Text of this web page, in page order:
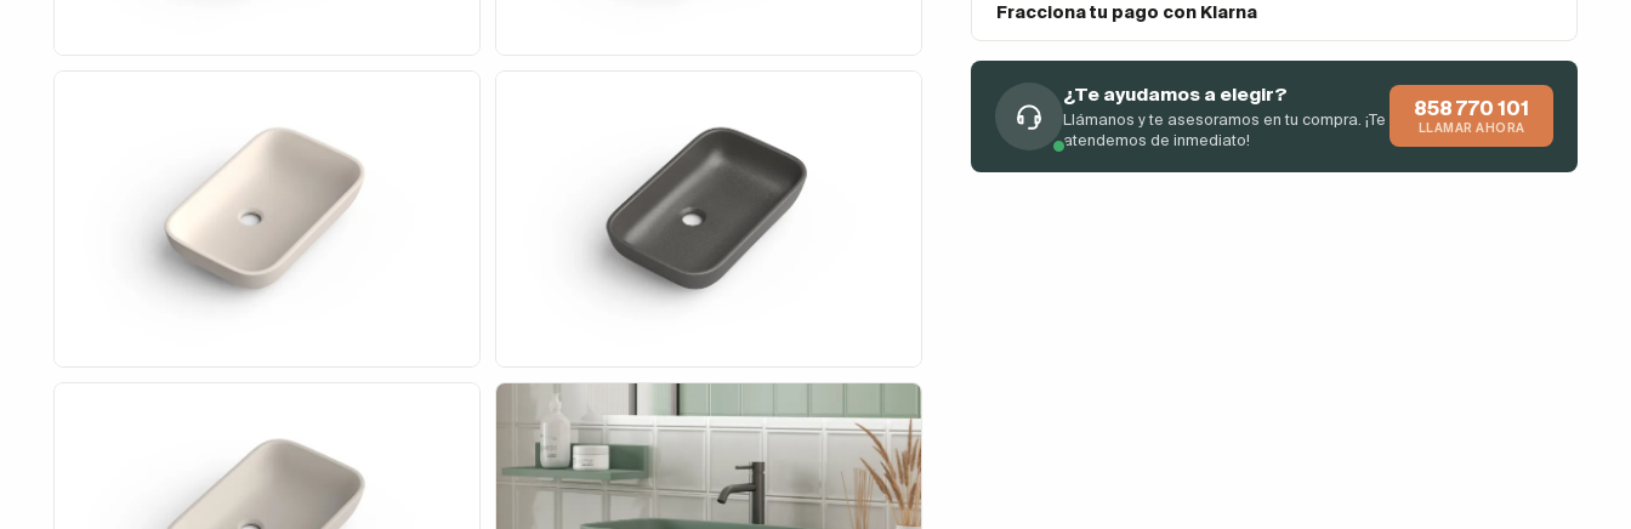
Fracciona tu pago con Klarna
¿Te ayudamos a elegir?
Llámanos y te asesoramos en tu compra. ¡Te
atendemos de inmediato!
858 770 101
LLAMAR AHORA